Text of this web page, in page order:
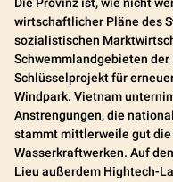
wirtschaftlicher Pläne des
sozialistischen
Schwemmlandgebieten
Schlüsselprojekt für
Windpark. Vietnam
Anstrengungen, die
stammt mittlerweile gut die
Wasserkraftwerken. Auf
Lieu außerdem Hightech-